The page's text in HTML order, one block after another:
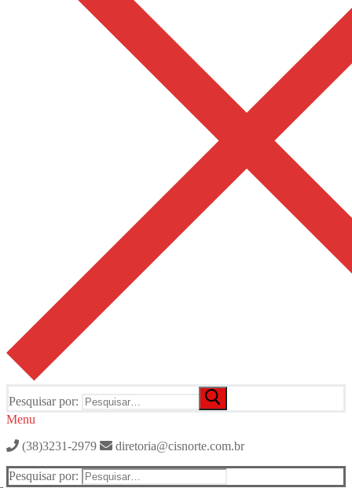
Pesquisar por:
Menu
(38)3231-2979
diretoria@cisnorte.com.br
Pesquisar por: